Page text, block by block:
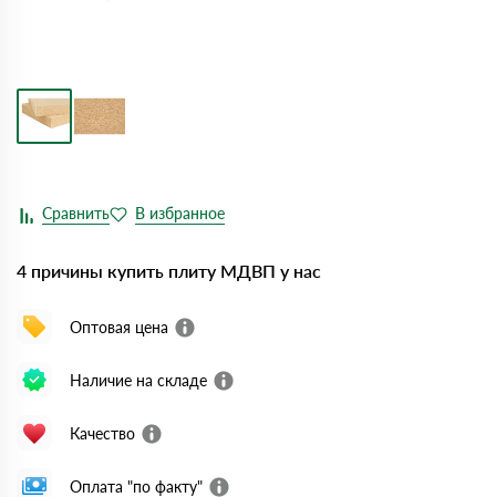
4 причины купить плиту МДВП у нас
Оптовая цена
Наличие на складе
Качество
Оплата "по факту"